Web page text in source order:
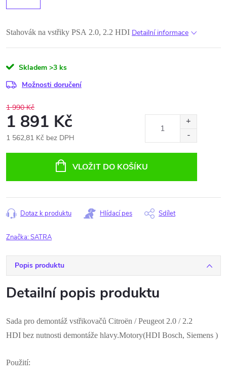
Stahovák na vstřiky PSA 2.0, 2.2 HDI Detailní informace
Skladem >3 ks
Možnosti doručení
1 990 Kč
1 891 Kč
1 562,81 Kč bez DPH
VLOŽIT DO KOŠÍKU
Dotaz k produktu Hlídací pes Sdílet
Značka:SATRA
Popis produktu
Detailní popis produktu
Sada pro demontáž vstřikovačů Citroën / Peugeot 2.0 / 2.2
HDI bez nutnosti demontáže hlavy.Motory(HDI Bosch, Siemens )
Použití: